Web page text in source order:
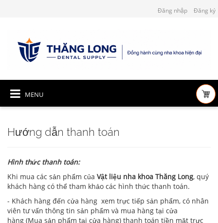
Đăng nhập Đăng ký
MENU
Hướng dẫn thanh toán
Hình thức thanh toán:
Khi mua các sản phẩm của Vật liệu nha khoa Thăng Long, quý
khách hàng có thể tham khảo các hình thức thanh toán.
- Khách hàng đến cửa hàng xem trực tiếp sản phẩm, có nhân
viên tư vấn thông tin sản phẩm và mua hàng tại cửa
hàng (Mua sản phẩm tại cửa hàng) thanh toán tiền mặt trực